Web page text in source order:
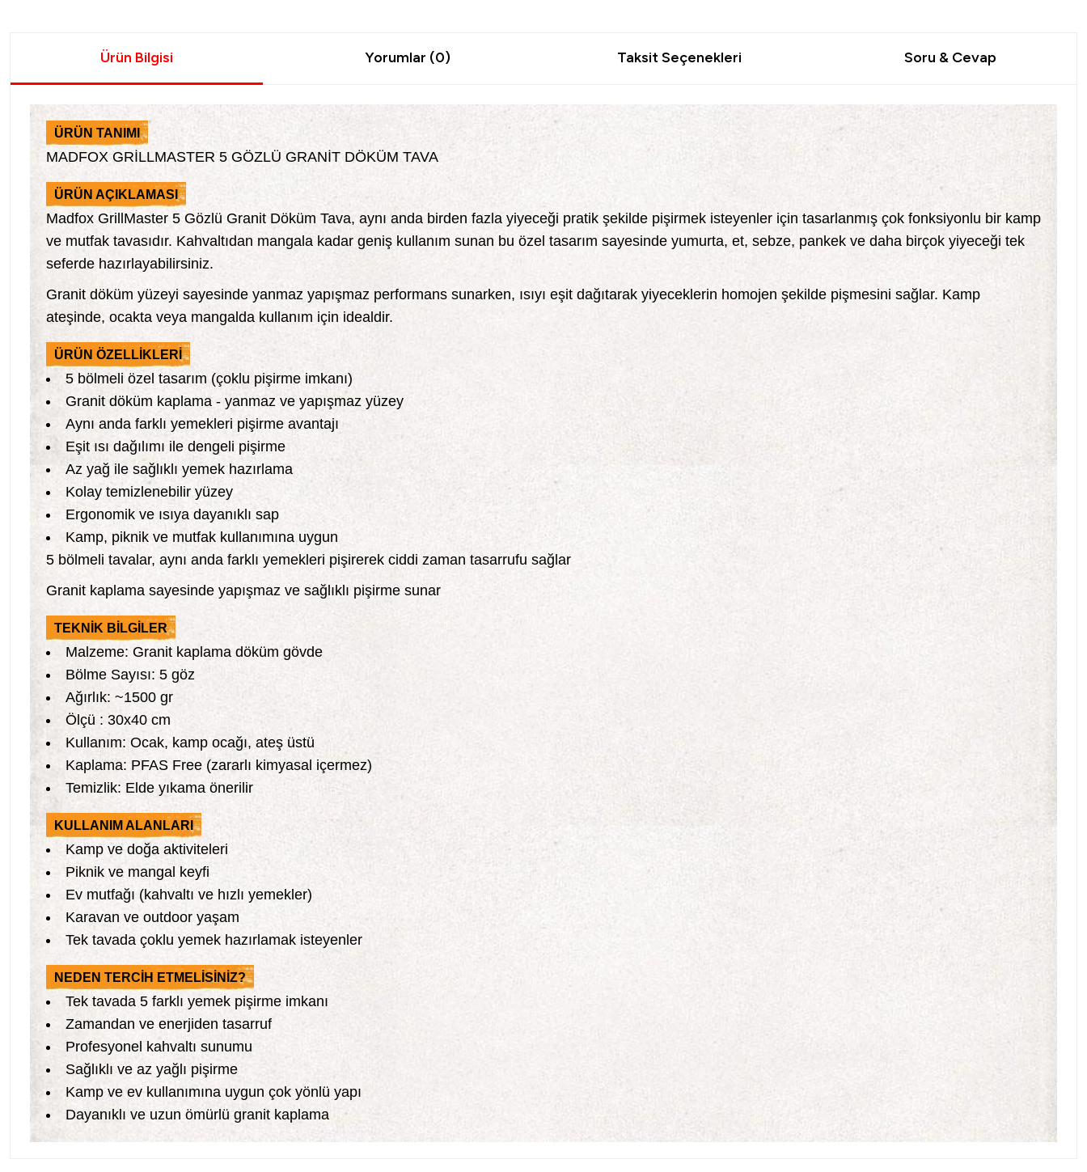
Ürün Bilgisi Yorumlar (0) Taksit Seçenekleri Soru & Cevap
ÜRÜN TANIMI
MADFOX GRİLLMASTER 5 GÖZLÜ GRANİT DÖKÜM TAVA
ÜRÜN AÇIKLAMASI
Madfox GrillMaster 5 Gözlü Granit Döküm Tava, aynı anda birden fazla yiyeceği pratik şekilde pişirmek isteyenler için tasarlanmış çok fonksiyonlu bir kamp
ve mutfak tavasıdır. Kahvaltıdan mangala kadar geniş kullanım sunan bu özel tasarım sayesinde yumurta, et, sebze, pankek ve daha birçok yiyeceği tek
seferde hazırlayabilirsiniz.
Granit döküm yüzeyi sayesinde yanmaz yapışmaz performans sunarken, ısıyı eşit dağıtarak yiyeceklerin homojen şekilde pişmesini sağlar. Kamp
ateşinde, ocakta veya mangalda kullanım için idealdir.
ÜRÜN ÖZELLİKLERİ
5 bölmeli özel tasarım (çoklu pişirme imkanı)
Granit döküm kaplama - yanmaz ve yapışmaz yüzey
Aynı anda farklı yemekleri pişirme avantajı
Eşit ısı dağılımı ile dengeli pişirme
Az yağ ile sağlıklı yemek hazırlama
Kolay temizlenebilir yüzey
Ergonomik ve ısıya dayanıklı sap
Kamp, piknik ve mutfak kullanımına uygun
5 bölmeli tavalar, aynı anda farklı yemekleri pişirerek ciddi zaman tasarrufu sağlar
Granit kaplama sayesinde yapışmaz ve sağlıklı pişirme sunar
TEKNİK BİLGİLER
Malzeme: Granit kaplama döküm gövde
Bölme Sayısı: 5 göz
Ağırlık: ~1500 gr
Ölçü : 30x40 cm
Kullanım: Ocak, kamp ocağı, ateş üstü
Kaplama: PFAS Free (zararlı kimyasal içermez)
Temizlik: Elde yıkama önerilir
KULLANIM ALANLARI
Kamp ve doğa aktiviteleri
Piknik ve mangal keyfi
Ev mutfağı (kahvaltı ve hızlı yemekler)
Karavan ve outdoor yaşam
Tek tavada çoklu yemek hazırlamak isteyenler
NEDEN TERCİH ETMELİSİNİZ?
Tek tavada 5 farklı yemek pişirme imkanı
Zamandan ve enerjiden tasarruf
Profesyonel kahvaltı sunumu
Sağlıklı ve az yağlı pişirme
Kamp ve ev kullanımına uygun çok yönlü yapı
Dayanıklı ve uzun ömürlü granit kaplama